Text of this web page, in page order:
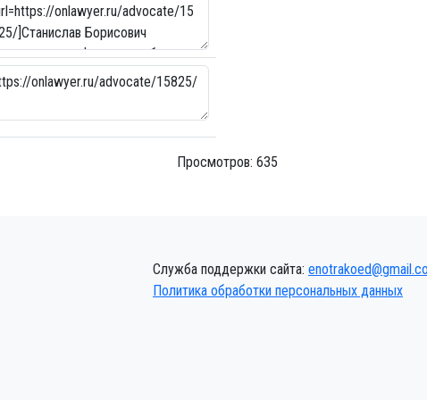
Просмотров: 635
Служба поддержки сайта:
Политика обработки персональных данных